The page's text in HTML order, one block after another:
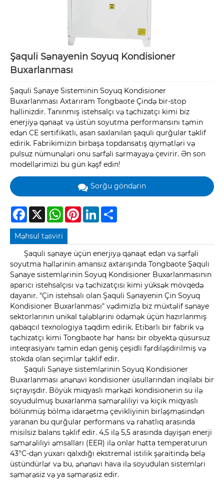
Şaquli Sənayenin Soyuq Kondisioner
Buxarlanması
Şaquli Sənaye Sisteminin Soyuq Kondisioner
Buxarlanması Axtarıram Tongbaote Çində bir-stop
həllinizdir. Tanınmış istehsalçı və təchizatçı kimi biz
enerjiyə qənaət və üstün soyutma performansını təmin
edən CE sertifikatlı, asan saxlanılan şaquli qurğular təklif
edirik. Fabrikimizin birbaşa topdansatış qiymətləri və
pulsuz nümunələri onu sərfəli sərmayəyə çevirir. Ən son
modellərimizi bu gün kəşf edin!
Sorğu göndərin
Facebook
X WhatsAppPinterestLinkedIn
Məhsul təsviri
Şaquli sənaye üçün enerjiyə qənaət edən və sərfəli
soyutma həllərinin amansız axtarışında Tongbaote Şaquli
Sənaye sistemlərinin Soyuq Kondisioner Buxarlanmasının
aparıcı istehsalçısı və təchizatçısı kimi yüksək mövqedə
dayanır. "Çin istehsalı olan Şaquli Sənayenin Çin Soyuq
Kondisioner Buxarlanması" vədimizlə biz müxtəlif sənaye
sektorlarının unikal tələblərini ödəmək üçün hazırlanmış
qabaqcıl texnologiya təqdim edirik. Etibarlı bir fabrik və
təchizatçı kimi Tongbaote hər hansı bir obyektə qüsursuz
inteqrasiyanı təmin edən geniş çeşidli fərdiləşdirilmiş və
stokda olan seçimlər təklif edir.
Şaquli Sənaye sistemlərinin Soyuq Kondisioner
Buxarlanması ənənəvi kondisioner üsullarından inqilabi bir
sıçrayışdır. Böyük miqyaslı mərkəzi kondisionerin su ilə
soyudulmuş buxarlanma səmərəliliyi və kiçik miqyaslı
bölünmüş bölmə idarəetmə çevikliyinin birləşməsindən
yaranan bu qurğular performans və rahatlıq arasında
misilsiz balans təklif edir. 4,5 ilə 5,5 arasında dəyişən enerji
səmərəliliyi əmsalları (EER) ilə onlar hətta temperaturun
43°C-dən yuxarı qalxdığı ekstremal istilik şəraitində belə
üstündürlər və bu, ənənəvi hava ilə soyudulan sistemləri
səmərəsiz və ya səmərəsiz edir.